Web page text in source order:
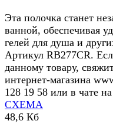
Эта полочка станет
ванной, обеспечивая
гелей для душа и
Артикул RB277CR.
данному товару,
интернет-магазина
128 19 58 или в чате на
СХЕМА
48,6 Кб